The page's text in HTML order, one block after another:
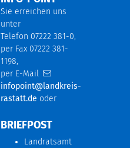
Sie erreichen uns
unter
Telefon 07222 381-0,
per Fax 07222 381-
1198,
per E-Mail
infopoint@landkreis-
rastatt.de oder
BRIEFPOST
Landratsamt